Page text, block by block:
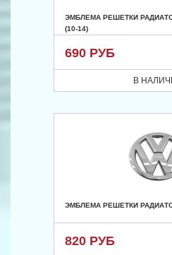
ЭМБЛЕМА РЕШЕТКИ
(10-14)
690 РУБ
В
ЭМБЛЕМА РЕШЕТКИ
820 РУБ